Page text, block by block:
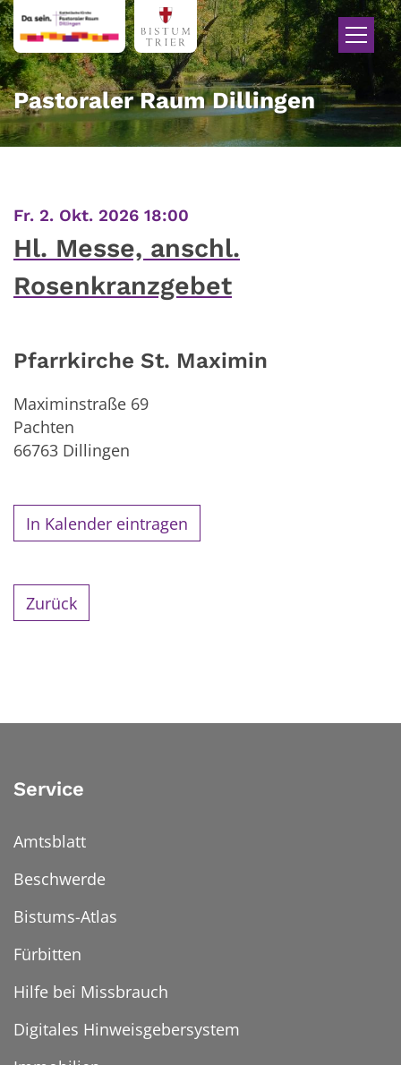
Zum Inhalt springen
Pastoraler Raum Dillingen
Fr. 2. Okt. 2026 18:00
Hl. Messe, anschl.
Rosenkranzgebet
Pfarrkirche St. Maximin
Maximinstraße 69
Pachten
66763 Dillingen
In Kalender eintragen
Zurück
Service
Amtsblatt
Beschwerde
Bistums-Atlas
Fürbitten
Hilfe bei Missbrauch
Digitales Hinweisgebersystem